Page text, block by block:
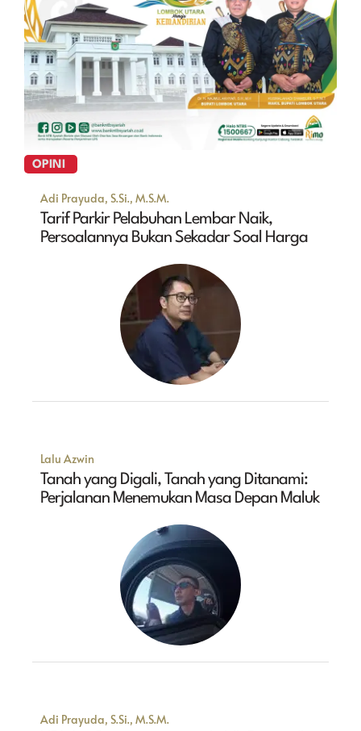
OPINI
Adi Prayuda, S.Si., M.S.M.
Tarif Parkir Pelabuhan Lembar Naik,
Persoalannya Bukan Sekadar Soal Harga
Lalu Azwin
Tanah yang Digali, Tanah yang Ditanami:
Perjalanan Menemukan Masa Depan Maluk
Adi Prayuda, S.Si., M.S.M.